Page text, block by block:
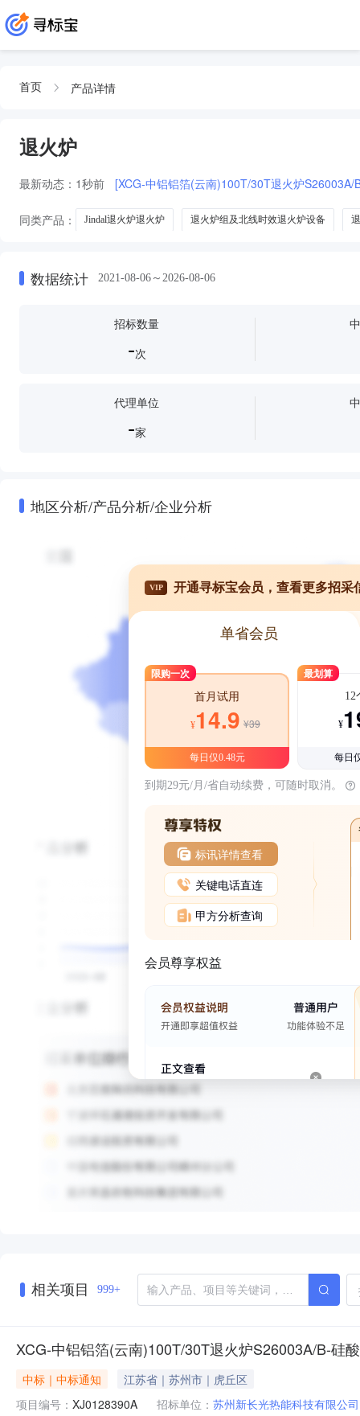
首页 产品详情
退火炉
最新动态： 1秒前 [XCG-中铝铝箔(云南)100T/30T退火炉S26003A/
同类产品： Jindal退火炉退火炉 退火炉组及北线时效退火炉设备
数据统计 2021-08-06～2026-08-06
招标数量
-次
代理单位
-家
地区分析/产品分析/企业分析
VIP 开通寻标宝会员，查看更多招采
单省会员
限购一次
首月试用
¥14.9 ¥39
每日仅0.48元
最划算
12
¥
每日
到期29元/月/省自动续费，可随时取消。
标讯详情查看
关键电话直连
甲方分析查询
会员尊享权益
相关项目 999+
XCG-中铝铝箔(云南)100T/30T退火炉S26003A/B-硅
中标｜中标通知
江苏省｜苏州市｜虎丘区
项目编号： XJ0128390A 招标单位： 苏州新长光热能科技有限公司